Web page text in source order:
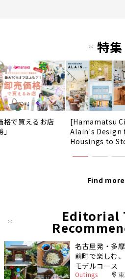
特集
格で買えるお店
[Hamamatsu
Alain's Design
Housings to
Find
Editorial
名古屋発・多
前町で楽しむ
モデルコース
Outings